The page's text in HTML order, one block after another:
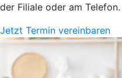
der Filiale oder am Telefon.
Jetzt Termin vereinbaren